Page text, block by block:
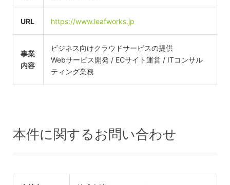
URL https://www.leafworks.jp
事業
内容
ビジネス向けクラウドサービスの提供
Webサービス開発 / ECサイト運営 / ITコンサル
ティング業務
本件に関するお問い合わせ